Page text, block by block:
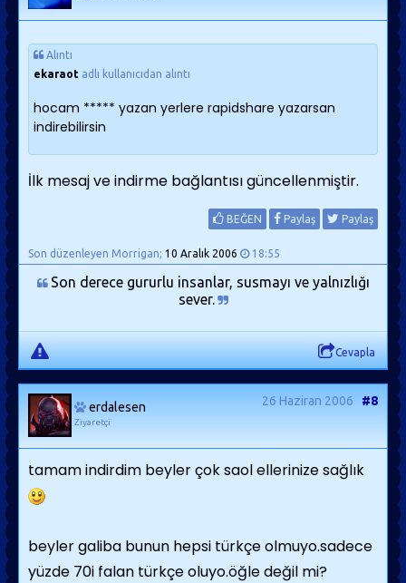
Alıntı
ekaraot adlı kullanıcıdan alıntı
hocam ***** yazan yerlere rapidshare yazarsan
indirebilirsin
İlk mesaj ve indirme bağlantısı güncellenmiştir.
BEĞEN Paylaş Paylaş
Son düzenleyen Morrigan; 10 Aralık 2006 18:55
Son derece gururlu insanlar, susmayı ve yalnızlığı
sever.
Cevapla
erdalesen
Ziyaretçi
26 Haziran 2006 #8
tamam indirdim beyler çok saol ellerinize sağlık
beyler galiba bunun hepsi türkçe olmuyo.sadece
yüzde 70i falan türkçe oluyo.öğle değil mi?